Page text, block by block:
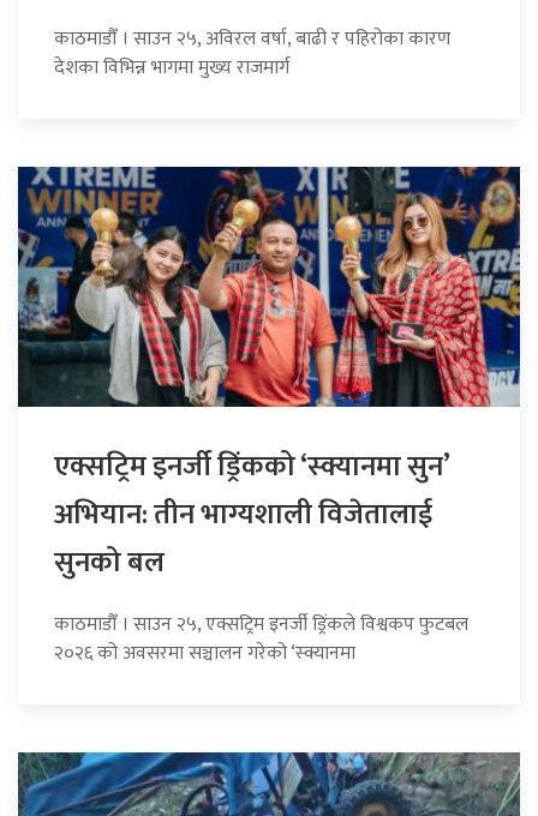
काठमाडौँ । साउन २५, अविरल वर्षा, बाढी र पहिरोका कारण
देशका विभिन्न भागमा मुख्य राजमार्ग
एक्सट्रिम इनर्जी ड्रिंकको ‘स्क्यानमा सुन’
अभियान: तीन भाग्यशाली विजेतालाई
सुनको बल
काठमाडौँ । साउन २५, एक्सट्रिम इनर्जी ड्रिंकले विश्वकप फुटबल
२०२६ को अवसरमा सञ्चालन गरेको ‘स्क्यानमा